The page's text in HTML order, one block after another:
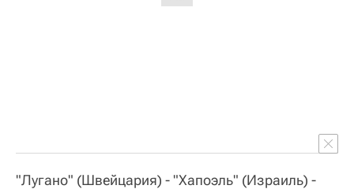
"Лугано" (Швейцария) - "Хапоэль" (Израиль) -